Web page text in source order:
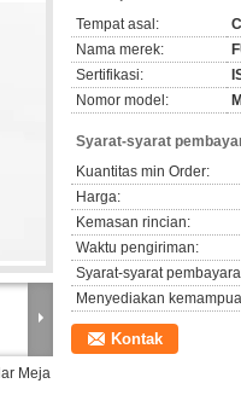
Meja
Tempat asal:
Nama merek:
Sertifikasi:
Nomor model:
Syarat-syarat
Kuantitas min Order:
Harga:
Kemasan rincian:
Waktu pengiriman:
Syarat-syarat
Menyediakan
Kontak